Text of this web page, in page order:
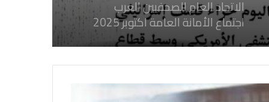
الاتحاد العام للصحفيين العرب
اجتماع الأمانة العامة اكتوبر 2025
بكل قوة جرائم الاحتلال الصهيوني فى